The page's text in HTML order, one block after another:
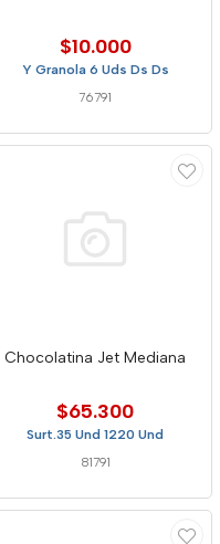
$10.000
Y Granola 6 Uds Ds Ds
76791
Chocolatina Jet Mediana
$65.300
Surt.35 Und 1220 Und
81791